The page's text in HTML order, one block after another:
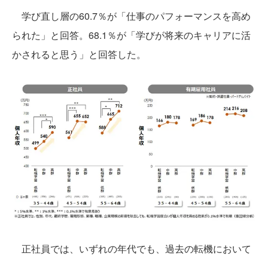
学び直し層の60.7％が「仕事のパフォーマンスを高め
られた」と回答。68.1％が「学びが将来のキャリアに活
かされると思う」と回答した。
正社員では、いずれの年代でも、過去の転機において